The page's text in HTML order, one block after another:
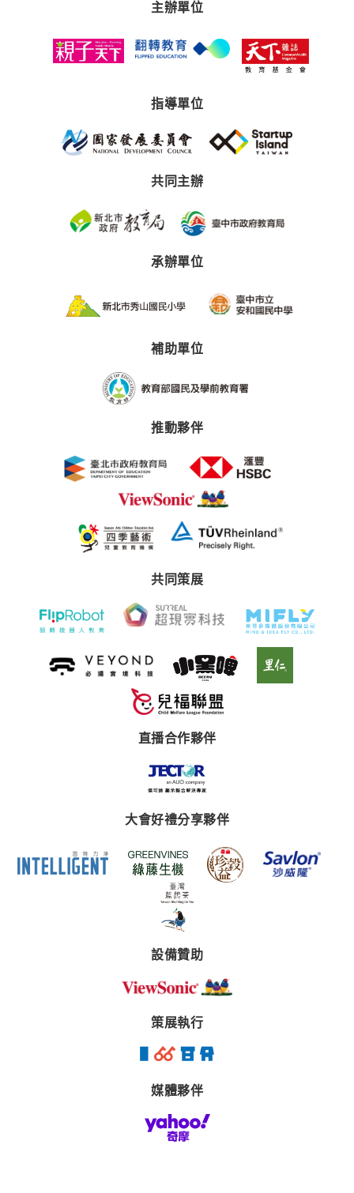
主辦單位
指導單位
共同主辦
承辦單位
補助單位
推動夥伴
共同策展
直播合作夥伴
大會好禮分享夥伴
設備贊助
策展執行
媒體夥伴